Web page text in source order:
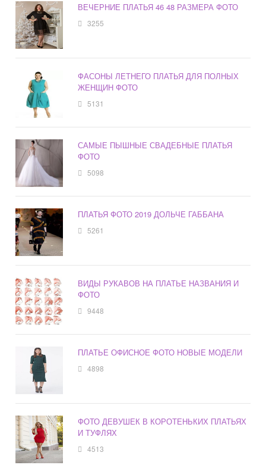
ВЕЧЕРНИЕ ПЛАТЬЯ 46 48 РАЗМЕРА ФОТО
3255
ФАСОНЫ ЛЕТНЕГО ПЛАТЬЯ ДЛЯ ПОЛНЫХ
ЖЕНЩИН ФОТО
5131
САМЫЕ ПЫШНЫЕ СВАДЕБНЫЕ ПЛАТЬЯ
ФОТО
5098
ПЛАТЬЯ ФОТО 2019 ДОЛЬЧЕ ГАББАНА
5261
ВИДЫ РУКАВОВ НА ПЛАТЬЕ НАЗВАНИЯ И
ФОТО
9448
ПЛАТЬЕ ОФИСНОЕ ФОТО НОВЫЕ МОДЕЛИ
4898
ФОТО ДЕВУШЕК В КОРОТЕНЬКИХ ПЛАТЬЯХ
И ТУФЛЯХ
4513